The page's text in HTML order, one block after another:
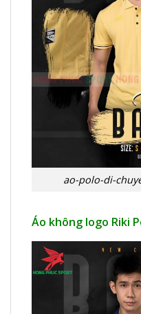
ao-polo-di-
Áo không logo Riki